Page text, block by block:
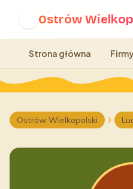
Ostrów
Strona główna
Ostrów Wielkopolski